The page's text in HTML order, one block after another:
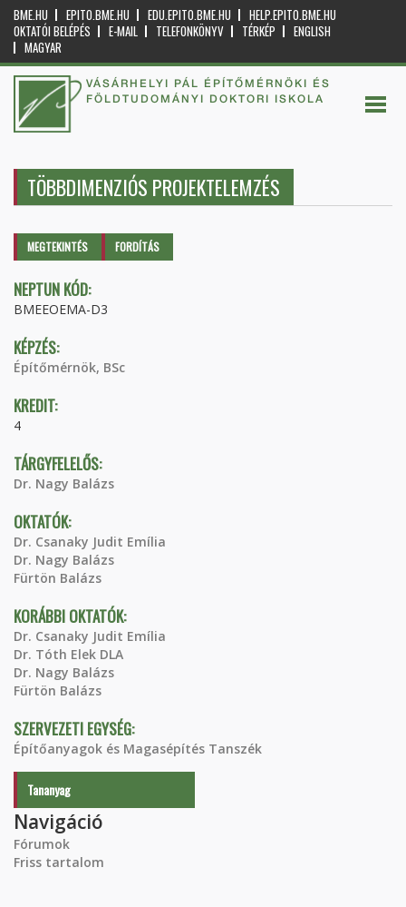
BME.HU EPITO.BME.HU EDU.EPITO.BME.HU
HELP.EPITO.BME.HU
OKTATÓI BELÉPÉS
E-MAIL TELEFONKÖNYV TÉRKÉP
ENGLISH
MAGYAR
VÁSÁRHELYI PÁL ÉPÍTŐMÉRNÖKI ÉS
FÖLDTUDOMÁNYI DOKTORI ISKOLA
TÖBBDIMENZIÓS PROJEKTELEMZÉS
Elsődleges fülek
MEGTEKINTÉS (AKTÍVFORDÍTÁS
NEPTUN KÓD:
BMEEOEMA-D3
KÉPZÉS:
Építőmérnök, BSc
KREDIT:
4
TÁRGYFELELŐS:
Dr. Nagy Balázs
OKTATÓK:
Dr. Csanaky Judit Emília
Dr. Nagy Balázs
Fürtön Balázs
KORÁBBI OKTATÓK:
Dr. Csanaky Judit Emília
Dr. Tóth Elek DLA
Dr. Nagy Balázs
Fürtön Balázs
SZERVEZETI EGYSÉG:
Építőanyagok és Magasépítés Tanszék
Tananyag
Navigáció
Fórumok
Friss tartalom